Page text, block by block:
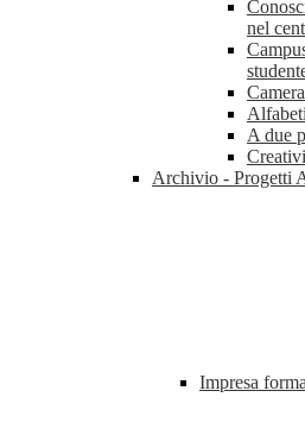
nel
A due
Archivio - Progetti
Impresa